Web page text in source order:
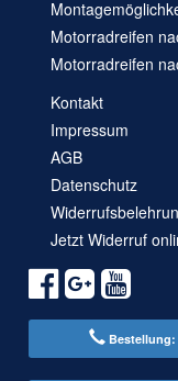
Motorradreifen
Motorradreifen
Kontakt
Impressum
AGB
Datenschutz
Jetzt Widerruf
Bestellung: